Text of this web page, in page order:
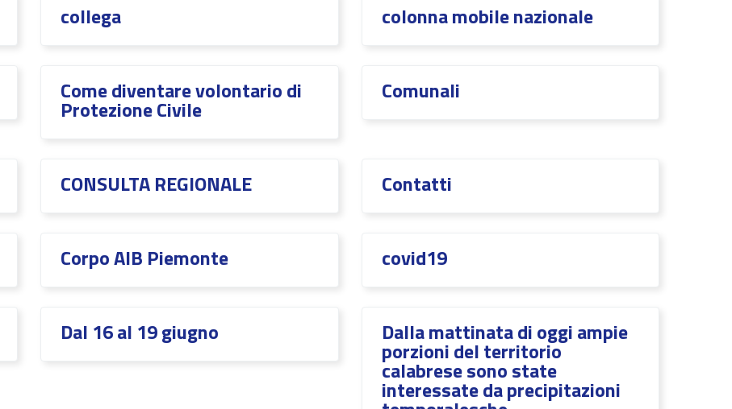
collega colonna mobile nazionale
Come diventare volontario di
Protezione Civile
Comunali
CONSULTA REGIONALE Contatti
Corpo AIB Piemonte covid19
Dal 16 al 19 giugno Dalla mattinata di oggi ampie
porzioni del territorio
calabrese sono state
interessate da precipitazioni